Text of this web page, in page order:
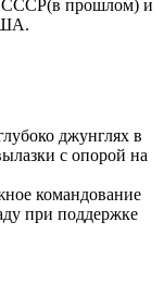
СССР(в прошлом) и
джунглях в
с опорой на
командование
при поддержке